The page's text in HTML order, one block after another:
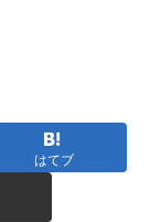
はてブ